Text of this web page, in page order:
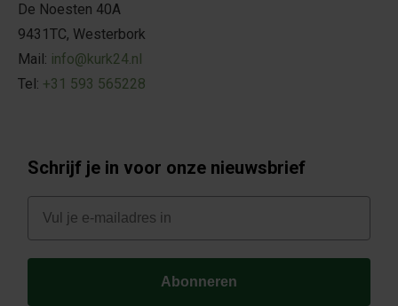
De Noesten 40A
9431TC, Westerbork
Mail: info@kurk24.nl
Tel: +31 593 565228
Schrijf je in voor onze nieuwsbrief
E-mail
Abonneren